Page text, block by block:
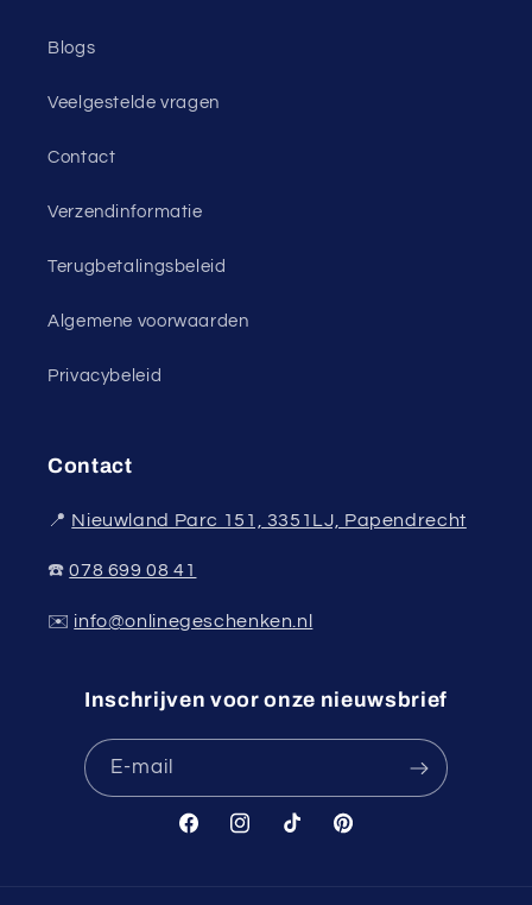
Blogs
Veelgestelde vragen
Contact
Verzendinformatie
Terugbetalingsbeleid
Algemene voorwaarden
Privacybeleid
Contact
📍 Nieuwland Parc 151, 3351LJ, Papendrecht
☎️078 699 08 41
✉️ info@onlinegeschenken.nl
Inschrijven voor onze nieuwsbrief
E‑mail
FacebookInstagram
TikTok Pinterest